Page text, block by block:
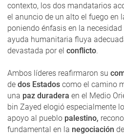
contexto, los dos mandatarios
el anuncio de un alto el fuego en
poniendo énfasis en la
ayuda humanitaria fluya
devastada por el conflicto.
Ambos líderes reafirmaron su
de dos Estados como el camino
una paz duradera en el Medio
bin Zayed elogió especialmente
apoyo al pueblo palestino,
fundamental en la negociación